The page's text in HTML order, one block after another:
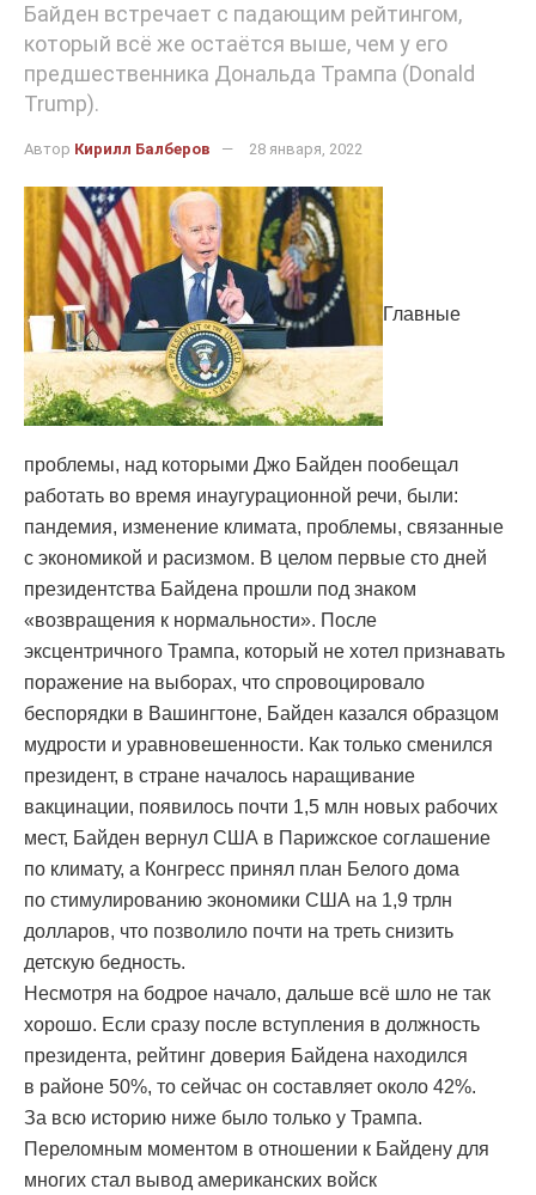
Байден встречает с падающим рейтингом,
который всё же остаётся выше, чем у его
предшественника Дональда Трампа (Donald
Trump).
Автор Кирилл Балберов 28 января, 2022
Главные
проблемы, над которыми Джо Байден пообещал
работать во время инаугурационной речи, были:
пандемия, изменение климата, проблемы, связанные
с экономикой и расизмом. В целом первые сто дней
президентства Байдена прошли под знаком
«возвращения к нормальности». После
эксцентричного Трампа, который не хотел признавать
поражение на выборах, что спровоцировало
беспорядки в Вашингтоне, Байден казался образцом
мудрости и уравновешенности. Как только сменился
президент, в стране началось наращивание
вакцинации, появилось почти 1,5 млн новых рабочих
мест, Байден вернул США в Парижское соглашение
по климату, а Конгресс принял план Белого дома
по стимулированию экономики США на 1,9 трлн
долларов, что позволило почти на треть снизить
детскую бедность.
Несмотря на бодрое начало, дальше всё шло не так
хорошо. Если сразу после вступления в должность
президента, рейтинг доверия Байдена находился
в районе 50%, то сейчас он составляет около 42%.
За всю историю ниже было только у Трампа.
Переломным моментом в отношении к Байдену для
многих стал вывод американских войск